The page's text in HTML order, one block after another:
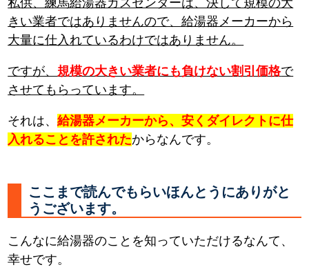
きい業者ではありませんので、給湯器メーカーから
大量に仕入れているわけではありません。
ですが、 規模の大きい業者にも負けない割引価格で
させてもらっています。
それは、給湯器メーカーから、安くダイレクトに仕
入れることを許されたからなんです。
ここまで読んでもらいほんとうにありがと
うございます。
こんなに給湯器のことを知っていただけるなんて、
幸せです。